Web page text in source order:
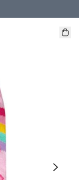
、本地取貨 )